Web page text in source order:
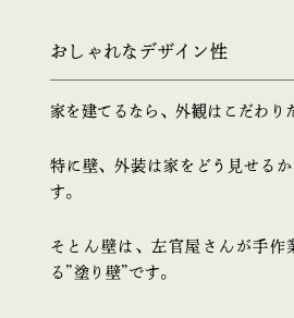
おしゃれなデザイン性
家を建てるなら、外観はこだわり
特に壁、外装は家をどう見せる
す。
そとん壁は、左官屋さんが手作
る”塗り壁”です。